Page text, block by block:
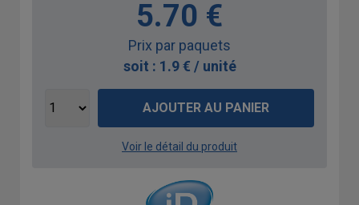
5.70 €
Prix par paquets
soit : 1.9 € / unité
AJOUTER AU PANIER
Voir le détail du produit